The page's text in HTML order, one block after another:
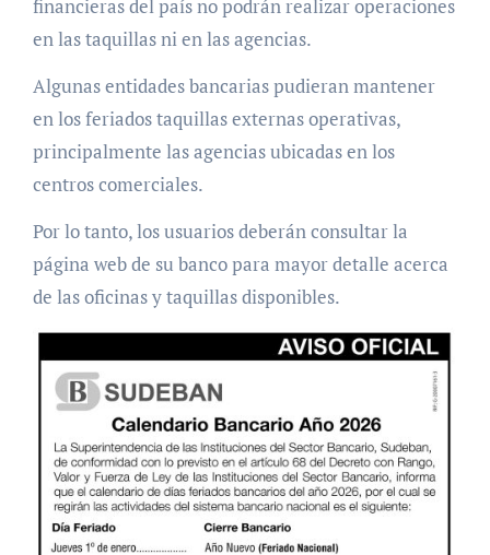
financieras del país no podrán realizar operaciones
en las taquillas ni en las agencias.
Algunas entidades bancarias pudieran mantener
en los feriados taquillas externas operativas,
principalmente las agencias ubicadas en los
centros comerciales.
Por lo tanto, los usuarios deberán consultar la
página web de su banco para mayor detalle acerca
de las oficinas y taquillas disponibles.